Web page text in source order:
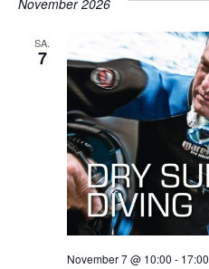
SA.
7
November 7 @ 10:00 - 17:00